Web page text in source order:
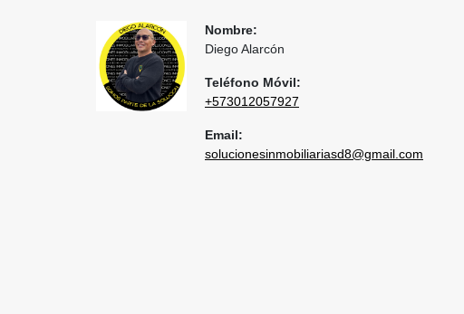
Nombre:
Diego Alarcón
Teléfono Móvil:
+573012057927
Email:
solucionesinmobiliariasd8@gmail.com